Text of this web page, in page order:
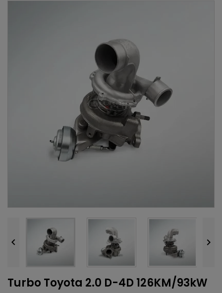
 
Turbo Toyota 2.0 D-4D 126KM/93kW